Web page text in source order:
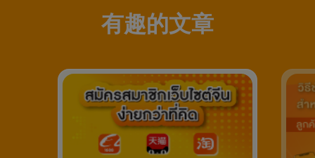
有趣的文章